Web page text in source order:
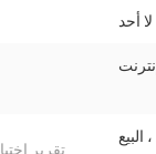
لا أحد
البيع
تقرير